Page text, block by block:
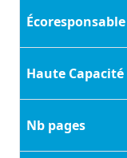
Écoresponsable
Haute Capacité
Nb pages